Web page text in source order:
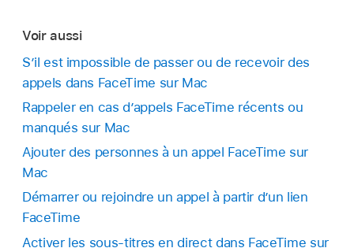
Voir aussi
Sʼil est impossible de passer ou de recevoir des
appels dans FaceTime sur Mac
Rappeler en cas d’appels FaceTime récents ou
manqués sur Mac
Ajouter des personnes à un appel FaceTime sur
Mac
Démarrer ou rejoindre un appel à partir d’un lien
FaceTime
Activer les sous-titres en direct dans FaceTime sur